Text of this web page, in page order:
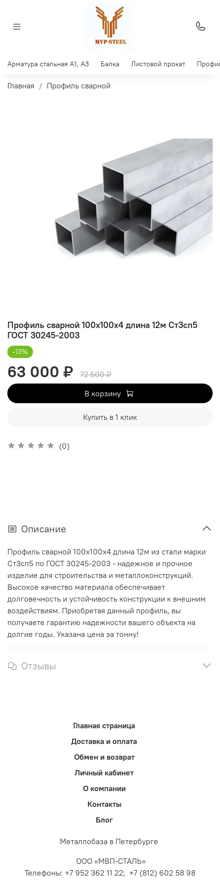
Арматура стальная A1, A3 Балка Листовой прокат
Главная Профиль сварной
Профиль сварной 100х100х4 длина 12м Ст3сп5
ГОСТ 30245-2003
(0)
-13%
63 000 ₽
72 500 ₽
В корзину
Купить в 1 клик
Описание
Профиль сварной 100х100х4 длина 12м из стали марки
Ст3сп5 по ГОСТ 30245-2003 - надежное и прочное
изделие для строительства и металлоконструкций.
Высокое качество материала обеспечивает
долговечность и устойчивость конструкции к внешним
воздействиям. Приобретая данный профиль, вы
получаете гарантию надежности вашего объекта на
долгие годы. Указана цена за тонну!
Отзывы
Главная страница
Доставка и оплата
Обмен и возврат
Личный кабинет
О компании
Контакты
Блог
Металлобаза в Петербурге
ООО «МВП-СТАЛЬ»
Телефоны: +7 952 362 11 22; +7 (812) 602 58 98